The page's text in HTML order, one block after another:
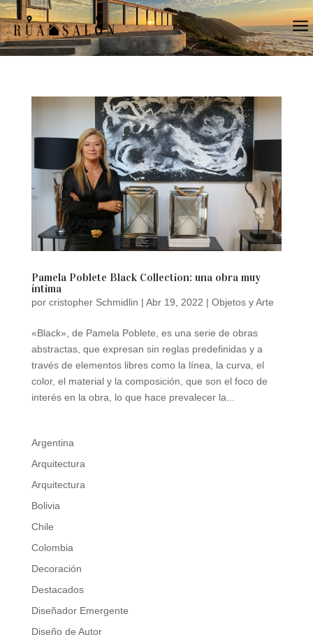
a
Pamela Poblete Black Collection: una obra muy
íntima
por cristopher Schmidlin | Abr 19, 2022 | Objetos y Arte
«Black», de Pamela Poblete, es una serie de obras
abstractas, que expresan sin reglas predefinidas y a
través de elementos libres como la línea, la curva, el
color, el material y la composición, que son el foco de
interés en la obra, lo que hace prevalecer la...
Argentina
Arquitectura
Arquitectura
Bolivia
Chile
Colombia
Decoración
Destacados
Diseñador Emergente
Diseño de Autor